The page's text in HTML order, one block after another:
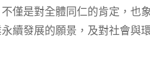
僅是對全體同仁的肯定，也
續發展的願景，及對社會與